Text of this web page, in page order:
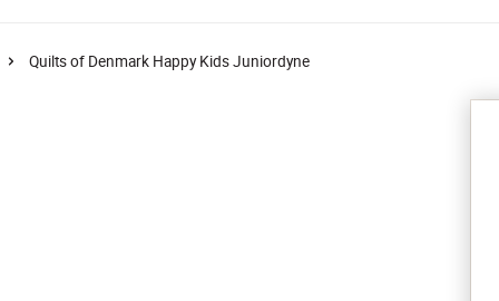
Quilts of Denmark Happy Kids Juniordyne